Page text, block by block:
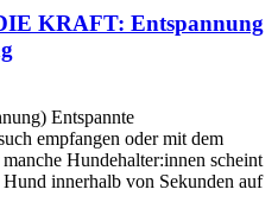
KRAFT: Entspannung
Entspannte
empfangen oder mit dem
Hundehalter:innen scheint
innerhalb von Sekunden auf